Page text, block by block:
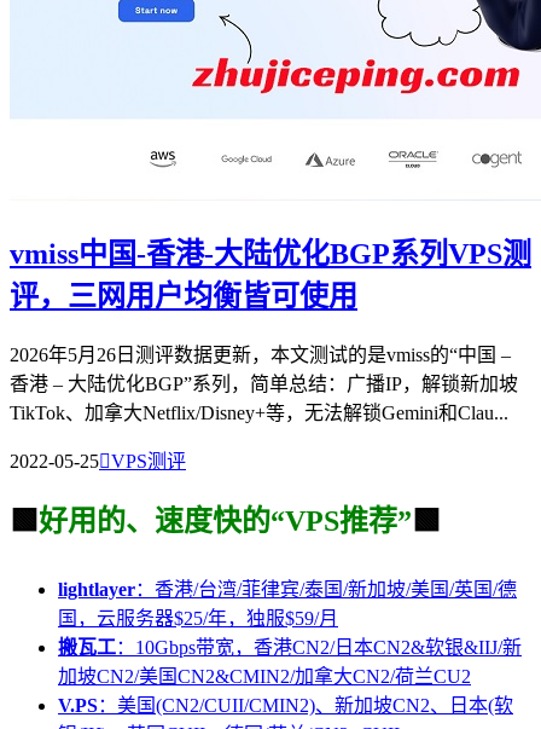
vmiss中国-香港-大陆优化BGP系列VPS测
评，三网用户均衡皆可使用
2026年5月26日测评数据更新，本文测试的是vmiss的“中国 –
香港 – 大陆优化BGP”系列，简单总结：广播IP，解锁新加坡
TikTok、加拿大Netflix/Disney+等，无法解锁Gemini和Clau...
2022-05-25VPS测评
🟩 好用的、速度快的“VPS推荐” 🟩
lightlayer：香港/台湾/菲律宾/泰国/新加坡/美国/英国/德
国，云服务器$25/年，独服$59/月
搬瓦工：10Gbps带宽，香港CN2/日本CN2&软银&IIJ/新
加坡CN2/美国CN2&CMIN2/加拿大CN2/荷兰CU2
V.PS：美国(CN2/CUII/CMIN2)、新加坡CN2、日本(软